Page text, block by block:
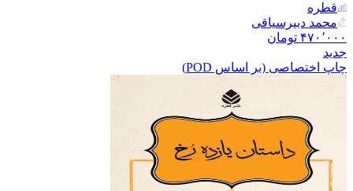
قطره
محمد دبیرسیاقی
۴۷۰٬۰۰۰ تومان
جدید
چاپ اختصاصی (بر اساس POD)